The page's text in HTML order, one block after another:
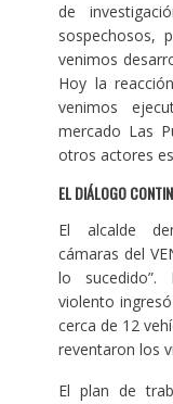
de
sospechosos,
venimos
Hoy la
venimos
mercado Las
otros actores
EL DIÁLOGO
El alcalde
cámaras del
lo
violento
cerca de 12
reventaron los
El plan de